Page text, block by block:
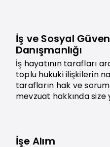
İş ve Sosyal
Danışmanlığı
İş hayatının tarafları
toplu hukuki ilişkilerin
tarafların hak ve
mevzuat hakkında size
İşe Alım